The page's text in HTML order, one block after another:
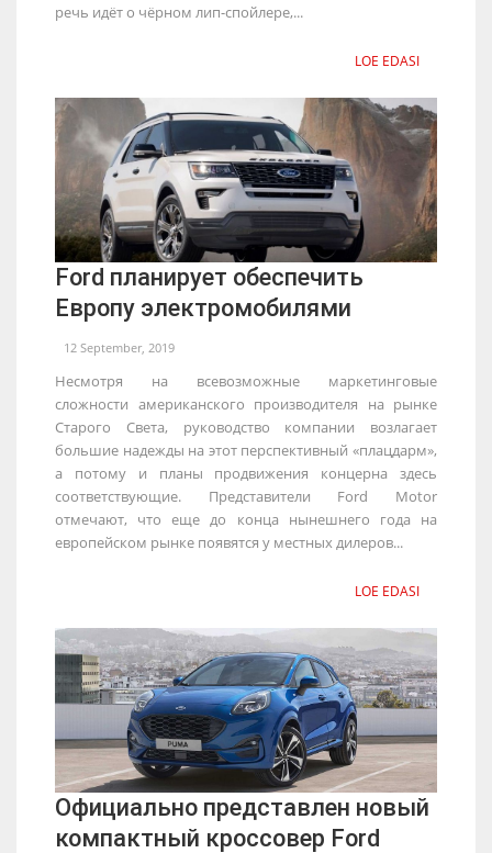
речь идёт о чёрном лип-спойлере,...
LOE EDASI
Ford планирует обеспечить
Европу электромобилями
12 September, 2019
Несмотря на всевозможные маркетинговые
сложности американского производителя на рынке
Старого Света, руководство компании возлагает
большие надежды на этот перспективный «плацдарм»,
а потому и планы продвижения концерна здесь
соответствующие. Представители Ford Motor
отмечают, что еще до конца нынешнего года на
европейском рынке появятся у местных дилеров...
LOE EDASI
Официально представлен новый
компактный кроссовер Ford